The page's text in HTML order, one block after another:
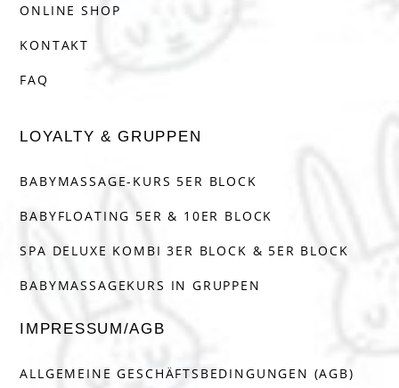
ONLINE SHOP
KONTAKT
FAQ
LOYALTY & GRUPPEN
BABYMASSAGE-KURS 5ER BLOCK
BABYFLOATING 5ER & 10ER BLOCK
SPA DELUXE KOMBI 3ER BLOCK & 5ER BLOCK
BABYMASSAGEKURS IN GRUPPEN
IMPRESSUM/AGB
ALLGEMEINE GESCHÄFTSBEDINGUNGEN (AGB)